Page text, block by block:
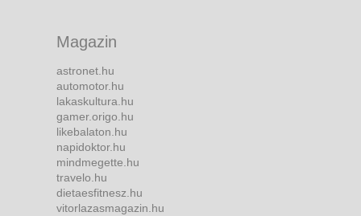
Magazin
astronet.hu
automotor.hu
lakaskultura.hu
gamer.origo.hu
likebalaton.hu
napidoktor.hu
mindmegette.hu
travelo.hu
dietaesfitnesz.hu
vitorlazasmagazin.hu